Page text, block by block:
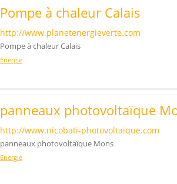
Pompe à chaleur Calais
http://www.planetenergieverte.com
Pompe à chaleur Calais
Energie
panneaux photovoltaïque
http://www.nicobati-photovoltaique.com
panneaux photovoltaïque Mons
Energie